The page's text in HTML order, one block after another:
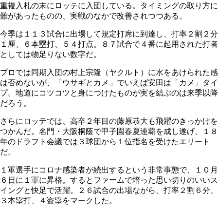
重複入札の末にロッテに入団している。タイミングの取り方に
難があったものの、実戦のなかで改善されつつある。
今季は１１３試合に出場して規定打席に到達し、打率２割２分
１厘、６本塁打、５４打点。８７試合で４番に起用された打者
としては物足りない数字だ。
プロでは同期入団の村上宗隆（ヤクルト）に水をあけられた感
は否めないが、「ウサギとカメ」でいえば安田は「カメ」タイ
プ。地道にコツコツと身につけたものが実を結ぶのは来季以降
だろう。
さらにロッテでは、高卒２年目の藤原恭大も飛躍のきっかけを
つかんだ。名門・大阪桐蔭で甲子園春夏連覇を成し遂げ、１８
年のドラフト会議では３球団から１位指名を受けたエリート
だ。
１軍選手にコロナ感染者が続出するという非常事態で、１０月
６日に１軍に昇格。するとファームで培った思い切りのいいス
イングと快足で活躍。２６試合の出場ながら、打率２割６分、
３本塁打、４盗塁をマークした。